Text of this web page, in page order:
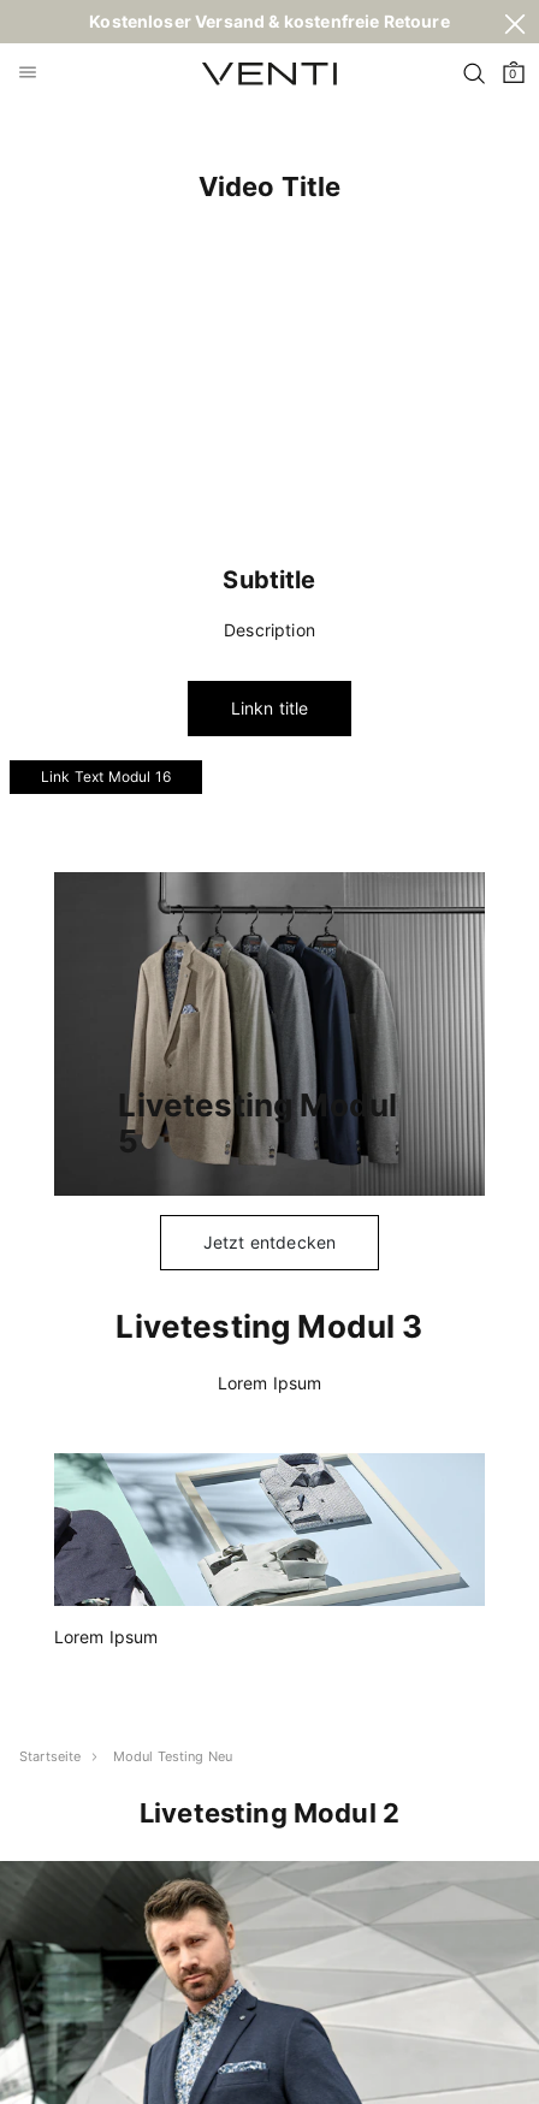
Kostenloser Versand & kostenfreie Retoure
0
Video Title
Subtitle
Description
Linkn title
Link Text Modul 16
Livetesting Modul
5
Jetzt entdecken
Livetesting Modul 3
Lorem Ipsum
Lorem Ipsum
Startseite Modul Testing Neu
Livetesting Modul 2